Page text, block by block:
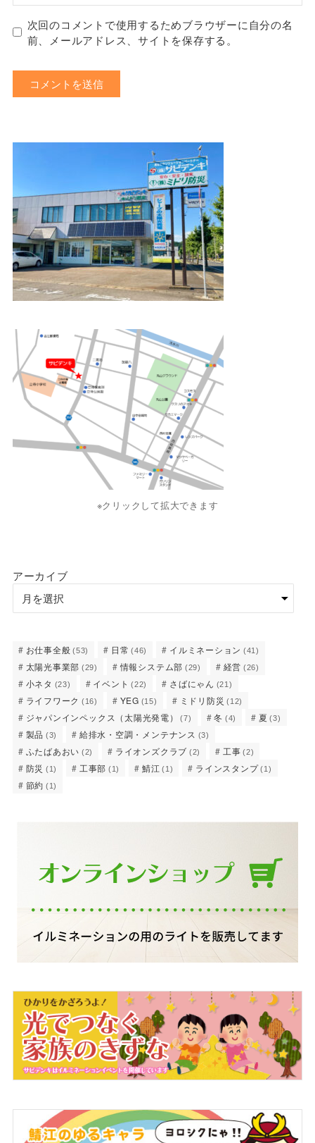
次回のコメントで使用するためブラウザーに自分の名
前、メールアドレス、サイトを保存する。
※クリックして拡大できます
アーカイブ
お仕事全般 (53) 日常 (46) イルミネーション (41)
太陽光事業部 (29) 情報システム部 (29) 経営 (26)
小ネタ (23) イベント (22) さばにゃん (21)
ライフワーク (16) YEG (15) ミドリ防災 (12)
ジャパンインペックス（太陽光発電） (7) 冬 (4) 夏 (3)
製品 (3) 給排水・空調・メンテナンス (3)
ふたばあおい (2) ライオンズクラブ (2) 工事 (2)
防災 (1) 工事部 (1) 鯖江 (1) ラインスタンプ (1)
節約 (1)